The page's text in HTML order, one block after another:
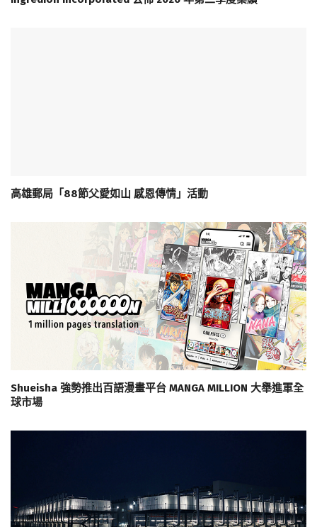
高雄郵局「88節父愛如山 感恩傳情」活動
Shueisha 強勢推出百語漫畫平台 MANGA MILLION 大舉進軍全
球市場